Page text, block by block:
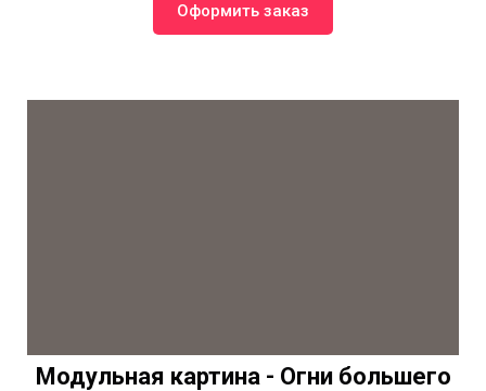
Оформить заказ
Модульная картина - Огни большего